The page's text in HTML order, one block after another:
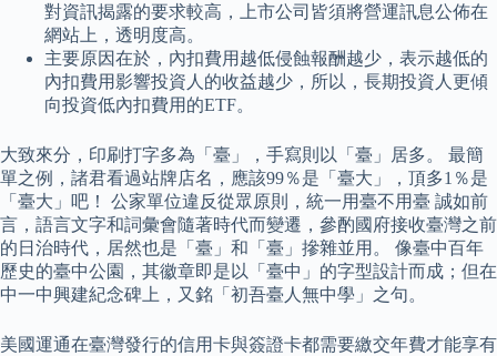
對資訊揭露的要求較高，上市公司皆須將營運訊息公佈在
網站上，透明度高。
主要原因在於，內扣費用越低侵蝕報酬越少，表示越低的
內扣費用影響投資人的收益越少，所以，長期投資人更傾
向投資低內扣費用的ETF。
大致來分，印刷打字多為「臺」，手寫則以「臺」居多。 最簡
單之例，諸君看過站牌店名，應該99％是「臺大」，頂多1％是
「臺大」吧！ 公家單位違反從眾原則，統一用臺不用臺 誠如前
言，語言文字和詞彙會隨著時代而變遷，參酌國府接收臺灣之前
的日治時代，居然也是「臺」和「臺」摻雜並用。 像臺中百年
歷史的臺中公園，其徽章即是以「臺中」的字型設計而成；但在
中一中興建紀念碑上，又銘「初吾臺人無中學」之句。
美國運通在臺灣發行的信用卡與簽證卡都需要繳交年費才能享有